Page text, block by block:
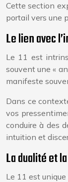
Cette section
portail vers une
Le lien avec
Le 11 est
souvent une «
manifeste
Dans ce
vos
conduire à des
intuition et
La dualité et
Le 11 est